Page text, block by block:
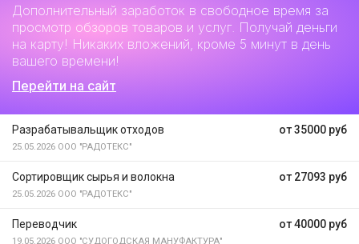
Дополнительный заработок в свободное время за
просмотр обзоров товаров и услуг. Получай деньги
на карту! Никаких вложений, кроме 5 минут в день
вашего времени!
Перейти на сайт
от 35000 руб
Разрабатывальщик отходов
25.05.2026 ООО "РАДОТЕКС"
от 27093 руб
Сортировщик сырья и волокна
25.05.2026 ООО "РАДОТЕКС"
от 40000 руб
Переводчик
19.05.2026 ООО "СУДОГОДСКАЯ МАНУФАКТУРА"